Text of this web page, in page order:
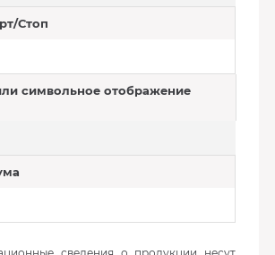
Стоп
символьное отображение